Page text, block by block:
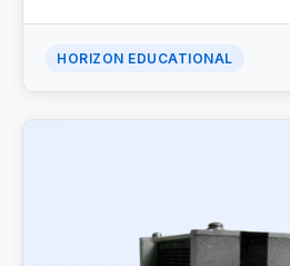
HORIZON EDUCATIONAL